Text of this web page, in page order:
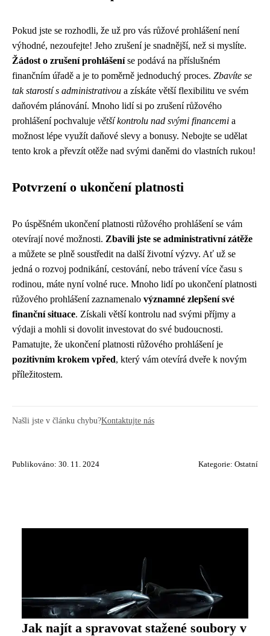
Pokud jste se rozhodli, že už pro vás růžové prohlášení není
výhodné, nezoufejte! Jeho zrušení je snadnější, než si myslíte.
Žádost o zrušení prohlášeníse podává na příslušném
finančním úřadě a je to poměrně jednoduchý proces. Zbavíte se
tak starostí s administrativou a získáte větší flexibilitu ve svém
daňovém plánování. Mnoho lidí si po zrušení růžového
prohlášení pochvaluje větší kontrolu nad svými financemi a
možnost lépe využít daňové slevy a bonusy. Nebojte se udělat
tento krok a převzít otěže nad svými daněmi do vlastních rukou!
Potvrzení o ukončení platnosti
Po úspěšném ukončení platnosti růžového prohlášení se vám
otevírají nové možnosti. Zbavili jste se administrativní zátěže
a můžete se plně soustředit na další životní výzvy. Ať už se
jedná o rozvoj podnikání, cestování, nebo trávení více času s
rodinou, máte nyní volné ruce. Mnoho lidí po ukončení platnosti
růžového prohlášení zaznamenalo významné zlepšení své
finanční situace. Získali větší kontrolu nad svými příjmy a
výdaji a mohli si dovolit investovat do své budoucnosti.
Pamatujte, že ukončení platnosti růžového prohlášení je
pozitivním krokem vpřed, který vám otevírá dveře k novým
příležitostem.
Našli jste v článku chybu?Kontaktujte nás
Publikováno: 30. 11. 2024 Kategorie: Ostatní
Jak najít a spravovat stažené soubory v